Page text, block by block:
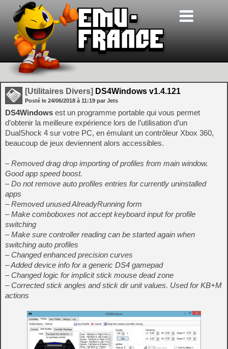
[Utilitaires Divers] DS4Windows v1.4.121
Posté le 24/06/2018 à 11:19 par Jets
DS4Windows est un programme portable qui vous permet
d’obtenir la meilleure expérience lors de l’utilisation d’un
DualShock 4 sur votre PC, en émulant un contrôleur Xbox 360,
beaucoup de jeux deviennent alors accessibles.
– Removed drag drop importing of profiles from main window.
Good app speed boost.
– Do not remove auto profiles entries for currently uninstalled
apps
– Removed unused AlreadyRunning form
– Make comboboxes not accept keyboard input for profile
switching
– Make sure controller reading can be started again when
switching auto profiles
– Changed enhanced precision curves
– Added device info for a generic DS4 gamepad
– Changed logic for implicit stick mouse dead zone
– Corrected stick angles and stick dir unit values. Used for KB+M
actions